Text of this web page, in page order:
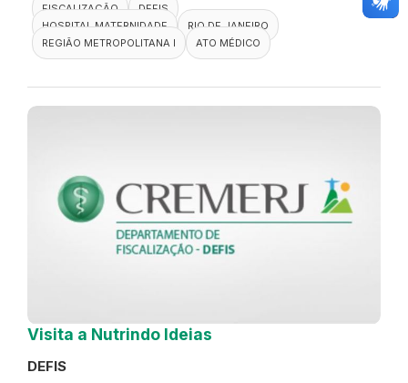
FISCALIZAÇÃO
DEFIS
HOSPITAL MATERNIDADE
RIO DE JANEIRO
REGIÃO METROPOLITANA I
ATO MÉDICO
Visita a Nutrindo Ideias
DEFIS